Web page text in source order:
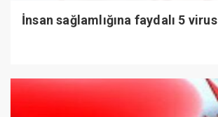
İnsan sağlamlığına faydalı 5 virus